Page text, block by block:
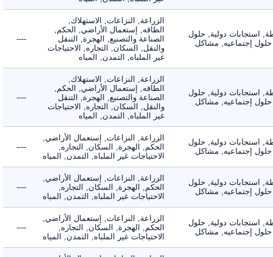
استجابات دولية, حلول
إجتماعيه, مشاكل
الزراعة, النزاعات, الاستهلاك,
الطاقه, إستعمال الأراضي, الحكم,
الصناعة والتصنيع, الهجرة, التنقل
والنقل, السكان, التجاره, الاحتياجات
غير الملباه, التمدن, المياه
----
استجابات دولية, حلول
إجتماعيه, مشاكل
الزراعة, النزاعات, الاستهلاك,
الطاقه, إستعمال الأراضي, الحكم,
الصناعة والتصنيع, الهجرة, التنقل
والنقل, السكان, التجاره, الاحتياجات
غير الملباه, التمدن, المياه
----
استجابات دولية, حلول
إجتماعيه, مشاكل
الزراعة, النزاعات, إستعمال الأراضي,
الحكم, الهجرة, السكان, التجاره,
الاحتياجات غير الملباه, التمدن, المياه
----
استجابات دولية, حلول
إجتماعيه, مشاكل
الزراعة, النزاعات, إستعمال الأراضي,
الحكم, الهجرة, السكان, التجاره,
الاحتياجات غير الملباه, التمدن, المياه
----
استجابات دولية, حلول
إجتماعيه, مشاكل
الزراعة, النزاعات, إستعمال الأراضي,
الحكم, الهجرة, السكان, التجاره,
الاحتياجات غير الملباه, التمدن, المياه
----